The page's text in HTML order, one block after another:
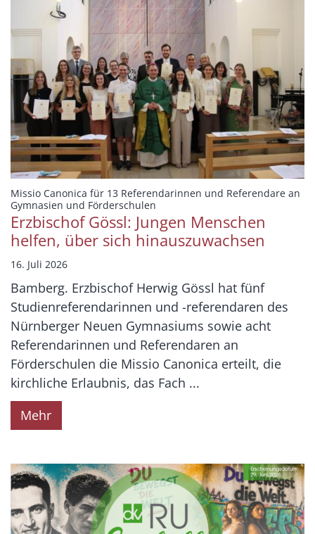
Missio Canonica für 13 Referendarinnen und Referendare an
Gymnasien und Förderschulen
Erzbischof Gössl: Jungen Menschen
helfen, über sich hinauszuwachsen
16. Juli 2026
Bamberg. Erzbischof Herwig Gössl hat fünf
Studienreferendarinnen und -referendaren des
Nürnberger Neuen Gymnasiums sowie acht
Referendarinnen und Referendaren an
Förderschulen die Missio Canonica erteilt, die
kirchliche Erlaubnis, das Fach ...
Mehr